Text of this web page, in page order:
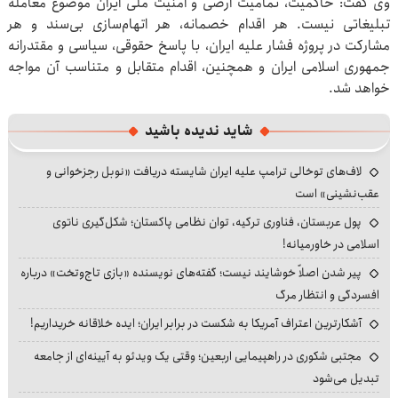
تبلیغاتی نیست. هر اقدام خصمانه، هر اتهام‌سازی بی‌سند و هر
مشارکت در پروژه فشار علیه ایران، با پاسخ حقوقی، سیاسی و مقتدرانه
جمهوری اسلامی ایران و همچنین، اقدام متقابل و متناسب آن مواجه
خواهد شد.
شاید ندیده باشید
لاف‌های توخالی ترامپ علیه ایران شایسته دریافت «نوبل رجزخوانی و
عقب‌نشینی» است
پول عربستان، فناوری ترکیه، توان نظامی پاکستان؛ شکل‌گیری ناتوی
اسلامی در خاورمیانه!
پیر شدن اصلاً خوشایند نیست؛ گفته‌های نویسنده «بازی تاج‌وتخت» درباره
افسردگی و انتظار مرگ
آشکارترین اعتراف آمریکا به شکست در برابر ایران؛ ایده خلاقانه خریداریم!
مجتبی شکوری در راهپیمایی اربعین؛ وقتی یک ویدئو به آیینه‌ای از جامعه
تبدیل می‌شود